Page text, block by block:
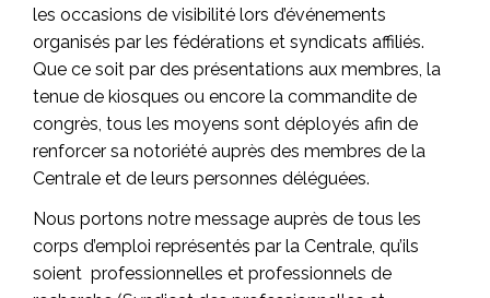
les occasions de visibilité lors d’événements
organisés par les fédérations et syndicats affiliés.
Que ce soit par des présentations aux membres, la
tenue de kiosques ou encore la commandite de
congrès, tous les moyens sont déployés afin de
renforcer sa notoriété auprès des membres de la
Centrale et de leurs personnes déléguées.
Nous portons notre message auprès de tous les
corps d’emploi représentés par la Centrale, qu’ils
soient professionnelles et professionnels de